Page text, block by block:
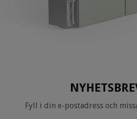
Fyll i din e-postadress och